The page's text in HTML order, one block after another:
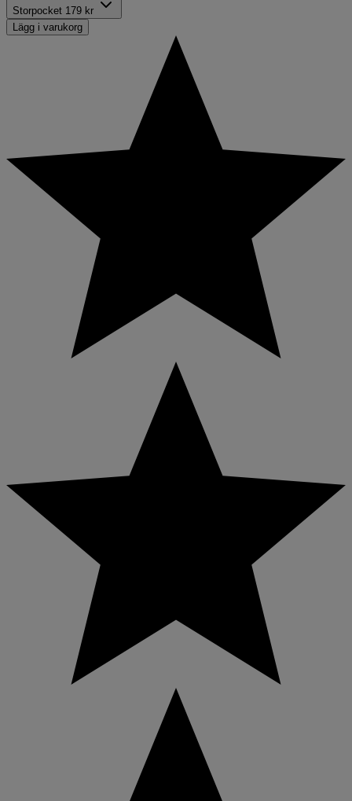
Storpocket 179 kr
Lägg i varukorg